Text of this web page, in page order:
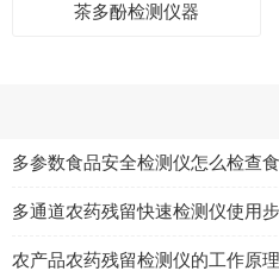
茶多酚检测仪器
多参数食品安全检测仪怎么检查
多通道农药残留快速检测仪使用
农产品农药残留检测仪的工作原理